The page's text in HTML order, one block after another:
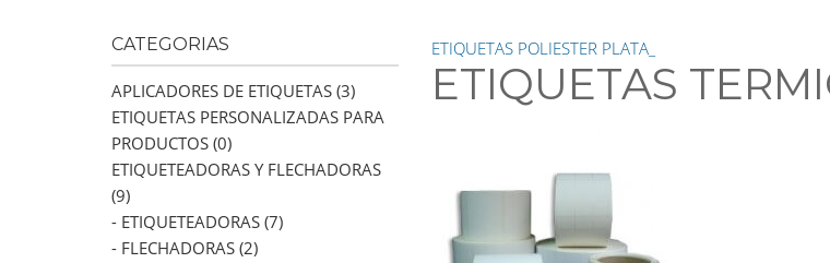
ETIQUETAS POLIESTER PLATA_
ETIQUETAS
CATEGORIAS
APLICADORES DE ETIQUETAS (3)
ETIQUETAS PERSONALIZADAS PARA
PRODUCTOS (0)
ETIQUETEADORAS Y FLECHADORAS
(9)
- ETIQUETEADORAS (7)
- FLECHADORAS (2)